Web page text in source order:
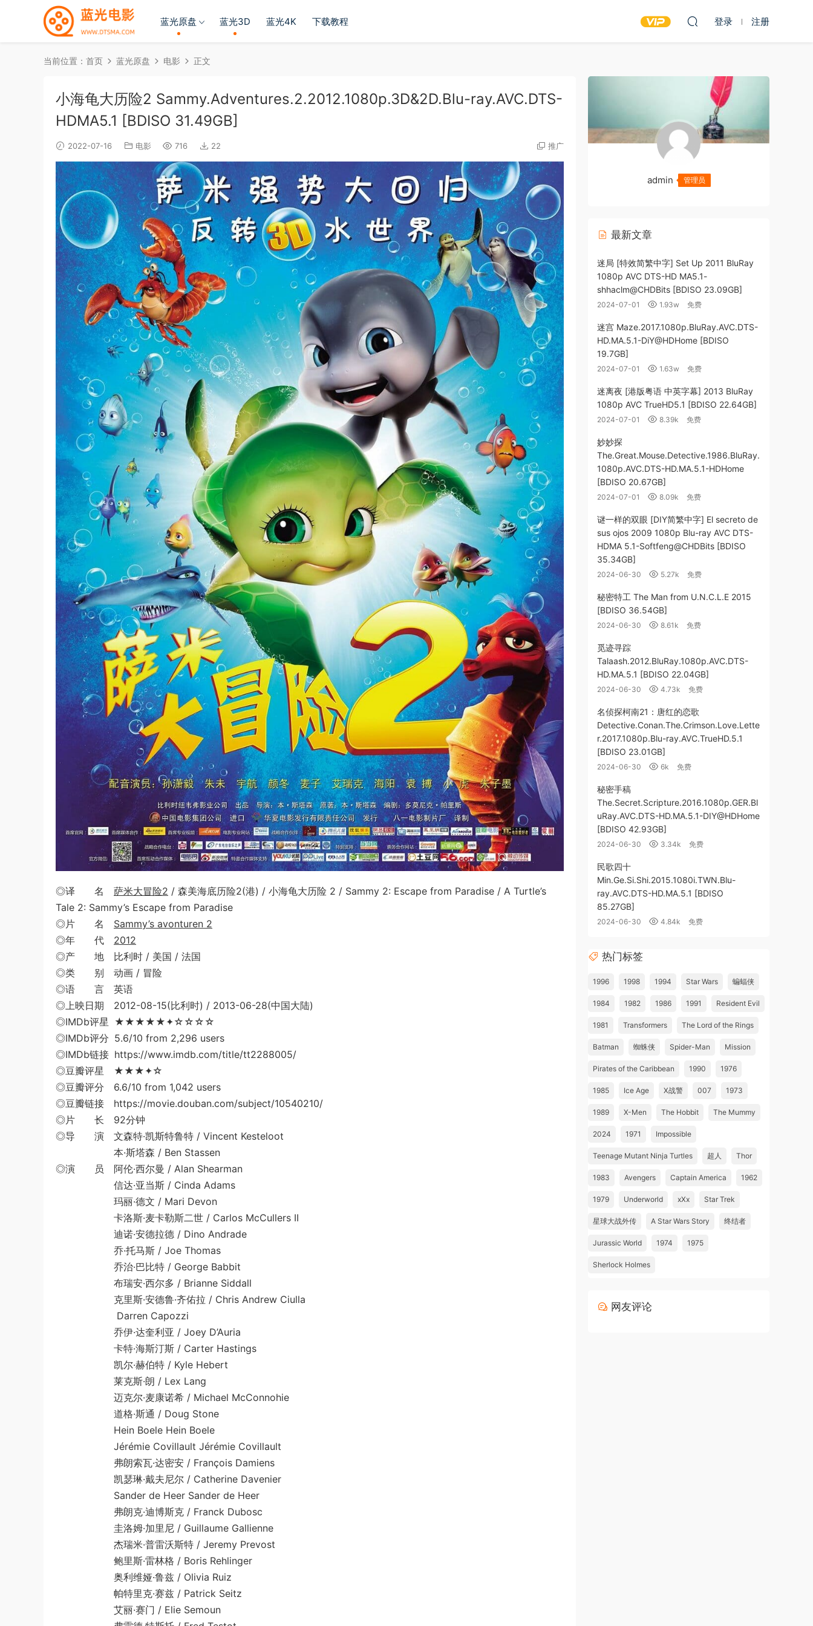
蓝光原盘 蓝光3D 蓝光4K 下载教程 登录 注册
当前位置： 首页 蓝光原盘 电影 正文
小海龟大历险2 Sammy.Adventures.2.2012.1080p.3D&2D.Blu-ray.AVC.DTS-
HDMA5.1 [BDISO 31.49GB]
2022-07-16 电影 716 22 推广
◎译 名 萨米大冒险2 / 森美海底历险2(港) / 小海龟大历险 2 / Sammy 2: Escape from Paradise / A Turtle’s
Tale 2: Sammy’s Escape from Paradise
◎片 名 Sammy’s avonturen 2
◎年 代 2012
◎产 地 比利时 / 美国 / 法国
◎类 别 动画 / 冒险
◎语 言 英语
◎上映日期 2012-08-15(比利时) / 2013-06-28(中国大陆)
◎IMDb评星 ★★★★★✦☆☆☆☆
◎IMDb评分 5.6/10 from 2,296 users
◎IMDb链接 https://www.imdb.com/title/tt2288005/
◎豆瓣评星 ★★★✦☆
◎豆瓣评分 6.6/10 from 1,042 users
◎豆瓣链接 https://movie.douban.com/subject/10540210/
◎片 长 92分钟
◎导 演 文森特·凯斯特鲁特 / Vincent Kesteloot
本·斯塔森 / Ben Stassen
◎演 员 阿伦·西尔曼 / Alan Shearman
信达·亚当斯 / Cinda Adams
玛丽·德文 / Mari Devon
卡洛斯·麦卡勒斯二世 / Carlos McCullers II
迪诺·安德拉德 / Dino Andrade
乔·托马斯 / Joe Thomas
乔治·巴比特 / George Babbit
布瑞安·西尔多 / Brianne Siddall
克里斯·安德鲁·齐佑拉 / Chris Andrew Ciulla
Darren Capozzi
乔伊·达奎利亚 / Joey D’Auria
卡特·海斯汀斯 / Carter Hastings
凯尔·赫伯特 / Kyle Hebert
莱克斯·朗 / Lex Lang
迈克尔·麦康诺希 / Michael McConnohie
道格·斯通 / Doug Stone
Hein Boele Hein Boele
Jérémie Covillault Jérémie Covillault
弗朗索瓦·达密安 / François Damiens
凯瑟琳·戴夫尼尔 / Catherine Davenier
Sander de Heer Sander de Heer
弗朗克·迪博斯克 / Franck Dubosc
圭洛姆·加里尼 / Guillaume Gallienne
杰瑞米·普雷沃斯特 / Jeremy Prevost
鲍里斯·雷林格 / Boris Rehlinger
奥利维娅·鲁兹 / Olivia Ruiz
帕特里克·赛兹 / Patrick Seitz
艾丽·赛门 / Elie Semoun
admin 管理员
最新文章
迷局 [特效简繁中字] Set Up 2011 BluRay
1080p AVC DTS-HD MA5.1-
shhaclm@CHDBits [BDISO 23.09GB]
2024-07-01 1.93w 免费
迷宫 Maze.2017.1080p.BluRay.AVC.DTS-
HD.MA.5.1-DiY@HDHome [BDISO
19.7GB]
2024-07-01 1.63w 免费
迷离夜 [港版粤语 中英字幕] 2013 BluRay
1080p AVC TrueHD5.1 [BDISO 22.64GB]
2024-07-01 8.39k 免费
妙妙探
The.Great.Mouse.Detective.1986.BluRay.
1080p.AVC.DTS-HD.MA.5.1-HDHome
[BDISO 20.67GB]
2024-07-01 8.09k 免费
谜一样的双眼 [DIY简繁中字] El secreto de
sus ojos 2009 1080p Blu-ray AVC DTS-
HDMA 5.1-Softfeng@CHDBits [BDISO
35.34GB]
2024-06-30 5.27k 免费
秘密特工 The Man from U.N.C.L.E 2015
[BDISO 36.54GB]
2024-06-30 8.61k 免费
觅迹寻踪
Talaash.2012.BluRay.1080p.AVC.DTS-
HD.MA.5.1 [BDISO 22.04GB]
2024-06-30 4.73k 免费
名侦探柯南21：唐红的恋歌
Detective.Conan.The.Crimson.Love.Lette
r.2017.1080p.Blu-ray.AVC.TrueHD.5.1
[BDISO 23.01GB]
2024-06-30 6k 免费
秘密手稿
The.Secret.Scripture.2016.1080p.GER.Bl
uRay.AVC.DTS-HD.MA.5.1-DIY@HDHome
[BDISO 42.93GB]
2024-06-30 3.34k 免费
民歌四十
Min.Ge.Si.Shi.2015.1080i.TWN.Blu-
ray.AVC.DTS-HD.MA.5.1 [BDISO
85.27GB]
2024-06-30 4.84k 免费
热门标签
1996 1998 1994 Star Wars 蝙蝠侠
1984 1982 1986 1991 Resident Evil
1981 Transformers The Lord of the Rings
Batman 蜘蛛侠 Spider-Man Mission
Pirates of the Caribbean 1990 1976
1985 Ice Age X战警 007 1973
1989 X-Men The Hobbit The Mummy
2024 1971 Impossible
Teenage Mutant Ninja Turtles 超人 Thor
1983 Avengers Captain America 1962
1979 Underworld xXx Star Trek
星球大战外传 A Star Wars Story 终结者
Jurassic World 1974 1975
Sherlock Holmes
网友评论